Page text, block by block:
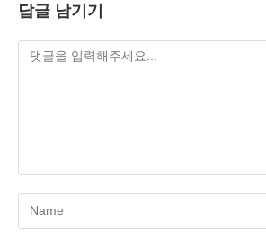
답글 남기기
Enter
your